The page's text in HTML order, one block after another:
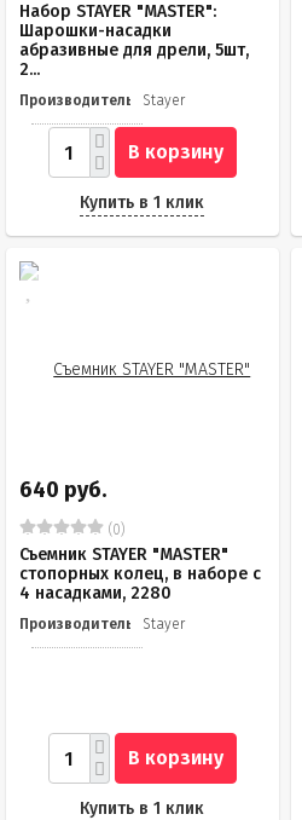
Набор STAYER "MASTER":
Шарошки-насадки
абразивные для дрели, 5шт,
2...
Производитель Stayer
В корзину
Купить в 1 клик
640 руб.
(0)
Съемник STAYER "MASTER"
стопорных колец, в наборе с
4 насадками, 2280
Производитель Stayer
В корзину
Купить в 1 клик